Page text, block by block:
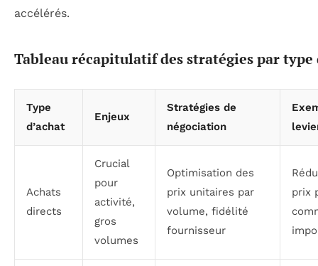
accélérés.
Tableau récapitulatif des stratégies par type
Type
d’achat
Enjeux
Stratégies de
négociation
Achats
directs
Crucial
pour
activité,
gros
volumes
Optimisation des
prix unitaires par
volume, fidélité
fournisseur
prix